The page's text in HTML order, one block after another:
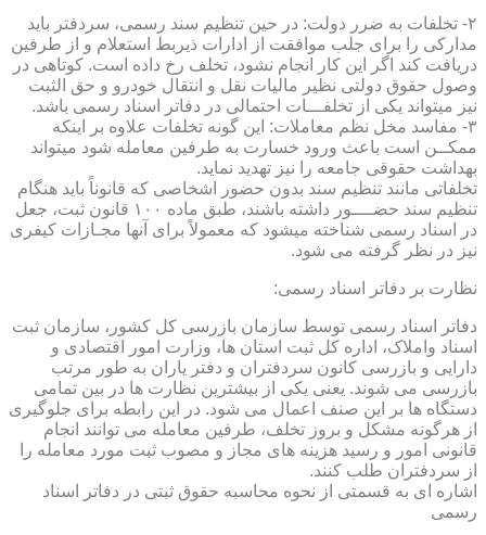
۲- تخلفات به ضرر دولت: در حین تنظیم سند رسمی، سردفتر باید
مدارکی را برای جلب موافقت از ادارات ذیربط استعلام و از طرفین
دریافت کند اگر این کار انجام نشود، تخلف رخ داده است. کوتاهی در
وصول حقوق دولتی نظیر مالیات نقل و انتقال خودرو و حق الثبت
نیز میتواند یکی از تخلفـــات احتمالی در دفاتر اسناد رسمی باشد.
۳- مفاسد مخل نظم معاملات: این گونه تخلفات علاوه بر اینکه
ممکــن است باعث ورود خسارت به طرفین معامله شود میتواند
بهداشت حقوقی جامعه را نیز تهدید نماید.
تخلفاتی مانند تنظیم سند بدون حضور اشخاصی که قانوناً باید هنگام
تنظیم سند حضــــور داشته باشند، طبق ماده ۱۰۰ قانون ثبت، جعل
در اسناد رسمی شناخته میشود که معمولاً برای آنها مجـازات کیفری
نیز در نظر گرفته می شود.
نظارت بر دفاتر اسناد رسمی:
دفاتر اسناد رسمی توسط سازمان بازرسی کل کشور، سازمان ثبت
اسناد واملاک، اداره کل ثبت استان ها، وزارت امور اقتصادی و
دارایی و بازرسی کانون سردفتران و دفتر یاران به طور مرتب
بازرسی می شوند. یعنی یکی از بیشترین نظارت ها در بین تمامی
دستگاه ها بر این صنف اعمال می شود. در این رابطه برای جلوگیری
از هرگونه مشکل و بروز تخلف، طرفین معامله می توانند انجام
قانونی امور و رسید هزینه های مجاز و مصوب ثبت مورد معامله را
از سردفتران طلب کنند.
اشاره ای به قسمتی از نحوه محاسبه حقوق ثبتی در دفاتر اسناد
رسمی